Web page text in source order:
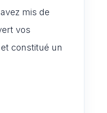
mis de
vos
constitué un